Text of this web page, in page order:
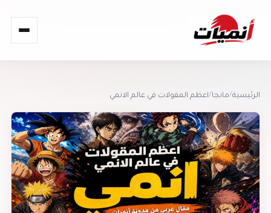
القائمة
الرئيسية/مانجا/اعظم المقولات في عالم الانمي